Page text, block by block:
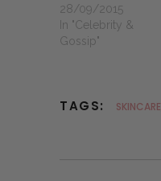
28/09/2015
In "Celebrity &
Gossip"
TAGS: SKINCARE